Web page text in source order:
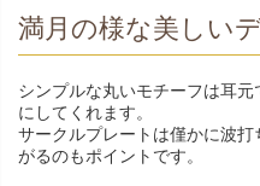
満月の様な美しい
シンプルな丸いモチーフは耳
にしてくれます。
サークルプレートは僅かに波
がるのもポイントです。